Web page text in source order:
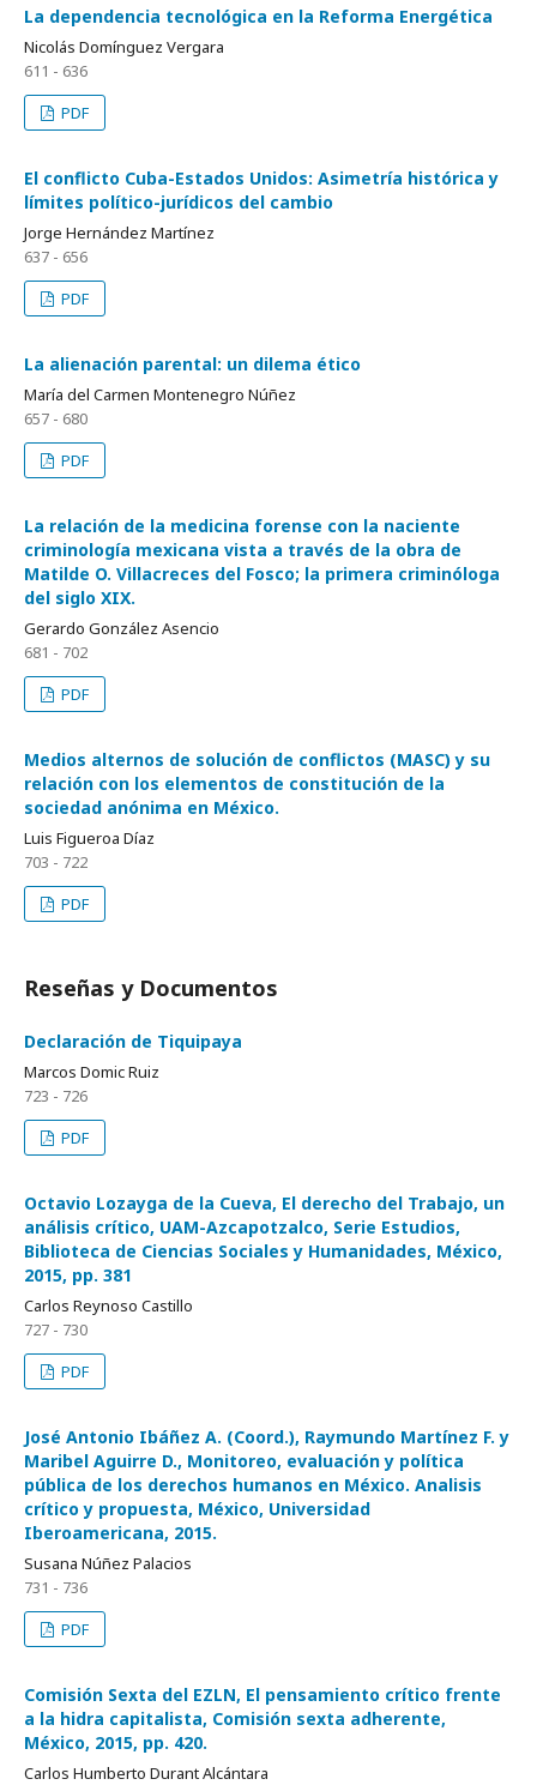
La dependencia tecnológica en la Reforma Energética
Nicolás Domínguez Vergara
611 - 636
PDF
El conflicto Cuba-Estados Unidos: Asimetría histórica y
límites político-jurídicos del cambio
Jorge Hernández Martínez
637 - 656
PDF
La alienación parental: un dilema ético
María del Carmen Montenegro Núñez
657 - 680
PDF
La relación de la medicina forense con la naciente
criminología mexicana vista a través de la obra de
Matilde O. Villacreces del Fosco; la primera criminóloga
del siglo XIX.
Gerardo González Asencio
681 - 702
PDF
Medios alternos de solución de conflictos (MASC) y su
relación con los elementos de constitución de la
sociedad anónima en México.
Luis Figueroa Díaz
703 - 722
PDF
Reseñas y Documentos
Declaración de Tiquipaya
Marcos Domic Ruiz
723 - 726
PDF
Octavio Lozayga de la Cueva, El derecho del Trabajo, un
análisis crítico, UAM-Azcapotzalco, Serie Estudios,
Biblioteca de Ciencias Sociales y Humanidades, México,
2015, pp. 381
Carlos Reynoso Castillo
727 - 730
PDF
José Antonio Ibáñez A. (Coord.), Raymundo Martínez F. y
Maribel Aguirre D., Monitoreo, evaluación y política
pública de los derechos humanos en México. Analisis
crítico y propuesta, México, Universidad
Iberoamericana, 2015.
Susana Núñez Palacios
731 - 736
PDF
Comisión Sexta del EZLN, El pensamiento crítico frente
a la hidra capitalista, Comisión sexta adherente,
México, 2015, pp. 420.
Carlos Humberto Durant Alcántara